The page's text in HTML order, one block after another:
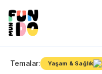
Temalar: Yaşam & Sağlık